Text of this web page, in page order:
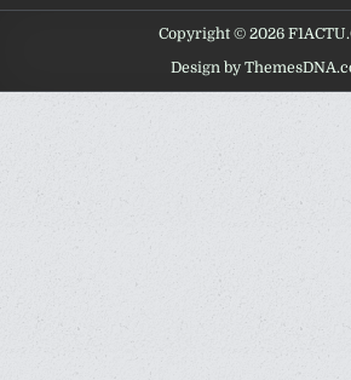
Copyright © 2026
Design by